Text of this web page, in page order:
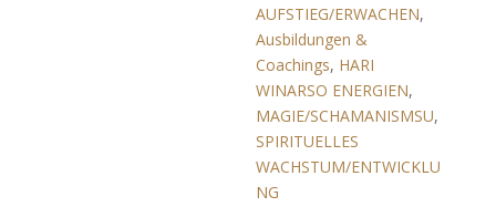
AUFSTIEG/ERWACHEN,
Ausbildungen &
Coachings, HARI
WINARSO ENERGIEN,
MAGIE/SCHAMANISMSU,
SPIRITUELLES
WACHSTUM/ENTWICKLU
NG